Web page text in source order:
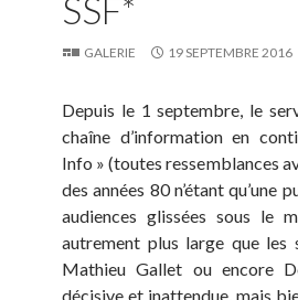
SSF*
GALERIE 19 SEPTEMBRE 2016
Depuis le 1 septembre, le
chaîne d’information en
Info » (toutes ressemblances
des années 80 n’étant qu’une
audiences glissées sous le
autrement plus large que les
Mathieu Gallet ou encore
décisive et inattendue, mais